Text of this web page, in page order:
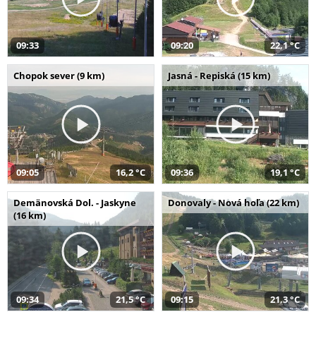
09:33 09:20 22,1 °C
Chopok sever (9 km)
09:05 16,2 °C
Jasná - Repiská (15 km)
09:36 19,1 °C
Demänovská Dol. - Jaskyne
(16 km)
09:34 21,5 °C
Donovaly - Nová hoľa (22 km)
09:15 21,3 °C